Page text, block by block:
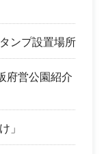
ンプ設置場所
府営公園紹介
」